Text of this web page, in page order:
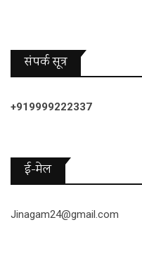
संपर्क सूत्र
+919999222337
ई-मेल
Jinagam24@gmail.com